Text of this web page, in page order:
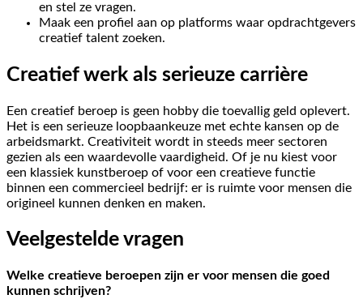
en stel ze vragen.
Maak een profiel aan op platforms waar opdrachtgevers
creatief talent zoeken.
Creatief werk als serieuze carrière
Een creatief beroep is geen hobby die toevallig geld oplevert.
Het is een serieuze loopbaankeuze met echte kansen op de
arbeidsmarkt. Creativiteit wordt in steeds meer sectoren
gezien als een waardevolle vaardigheid. Of je nu kiest voor
een klassiek kunstberoep of voor een creatieve functie
binnen een commercieel bedrijf: er is ruimte voor mensen die
origineel kunnen denken en maken.
Veelgestelde vragen
Welke creatieve beroepen zijn er voor mensen die goed
kunnen schrijven?